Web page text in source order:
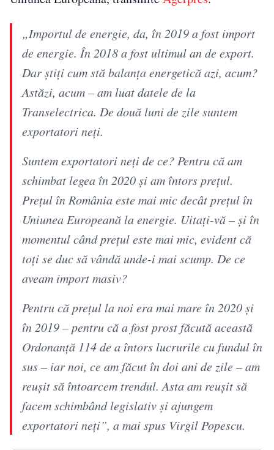
„Importul de energie, da, în 2019 a fost import
de energie. În 2018 a fost ultimul an de export.
Dar ştiţi cum stă balanţa energetică azi, acum?
Astăzi, acum – am luat datele de la
Transelectrica. De două luni de zile suntem
exportatori neţi.
Suntem exportatori neţi de ce? Pentru că am
schimbat legea în 2020 şi am întors preţul.
Preţul în România este mai mic decât preţul în
Uniunea Europeană la energie. Uitaţi-vă – şi în
momentul când preţul este mai mic, evident că
toţi se duc să vândă unde-i mai scump. De ce
aveam import masiv?
Pentru că preţul la noi era mai mare în 2020 şi
în 2019 – pentru că a fost prost făcută această
Ordonanţă 114 de a întors lucrurile cu fundul în
sus – iar noi, ce am făcut în doi ani de zile – am
reuşit să întoarcem trendul. Asta am reuşit să
facem schimbând legislativ şi ajungem
exportatori neţi”, a mai spus Virgil Popescu.